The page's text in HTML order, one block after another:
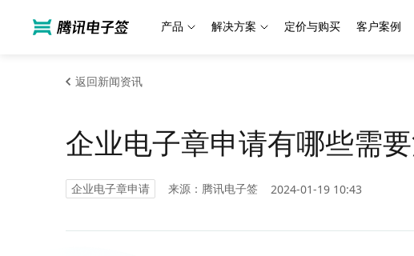
产品 解决方案 定价与购买 客户案例
返回新闻资讯
企业电子章申请有哪些需
企业电子章申请 来源：腾讯电子签 2024-01-19 10:43